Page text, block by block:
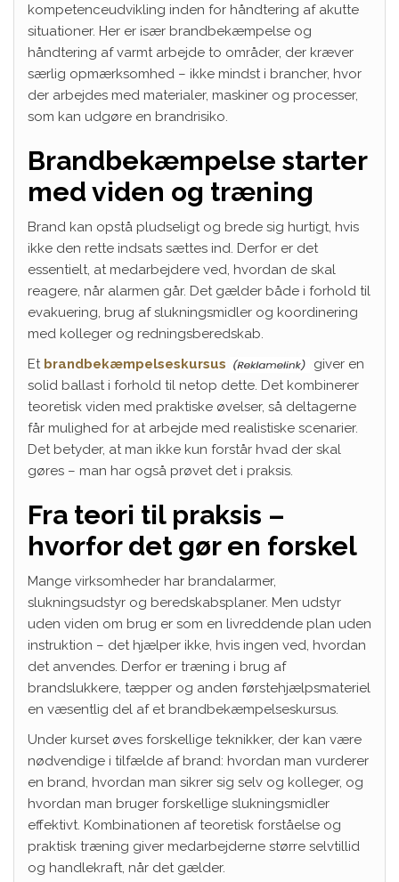
kompetenceudvikling inden for håndtering af akutte
situationer. Her er især brandbekæmpelse og
håndtering af varmt arbejde to områder, der kræver
særlig opmærksomhed – ikke mindst i brancher, hvor
der arbejdes med materialer, maskiner og processer,
som kan udgøre en brandrisiko.
Brandbekæmpelse starter
med viden og træning
Brand kan opstå pludseligt og brede sig hurtigt, hvis
ikke den rette indsats sættes ind. Derfor er det
essentielt, at medarbejdere ved, hvordan de skal
reagere, når alarmen går. Det gælder både i forhold til
evakuering, brug af slukningsmidler og koordinering
med kolleger og redningsberedskab.
Et brandbekæmpelseskursus
giver en
solid ballast i forhold til netop dette. Det kombinerer
teoretisk viden med praktiske øvelser, så deltagerne
får mulighed for at arbejde med realistiske scenarier.
Det betyder, at man ikke kun forstår hvad der skal
gøres – man har også prøvet det i praksis.
Fra teori til praksis –
hvorfor det gør en forskel
Mange virksomheder har brandalarmer,
slukningsudstyr og beredskabsplaner. Men udstyr
uden viden om brug er som en livreddende plan uden
instruktion – det hjælper ikke, hvis ingen ved, hvordan
det anvendes. Derfor er træning i brug af
brandslukkere, tæpper og anden førstehjælpsmateriel
en væsentlig del af et brandbekæmpelseskursus.
Under kurset øves forskellige teknikker, der kan være
nødvendige i tilfælde af brand: hvordan man vurderer
en brand, hvordan man sikrer sig selv og kolleger, og
hvordan man bruger forskellige slukningsmidler
effektivt. Kombinationen af teoretisk forståelse og
praktisk træning giver medarbejderne større selvtillid
og handlekraft, når det gælder.